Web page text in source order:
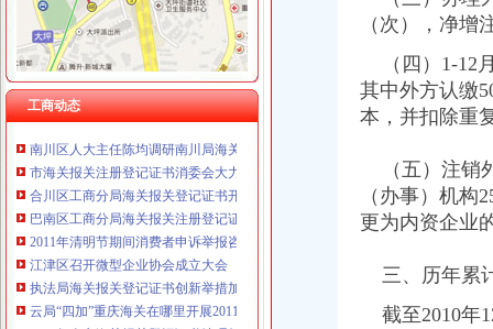
工商动态
酉局通过“四大机制”重庆海关注册登记积推进微型企业发展
云诞生家村镇银行
江北区微型企业第二批创业培训呈现三点
垫江县加微企补助资金监管
巫溪局从“五方面”重庆海关在哪里着力加纪检监察工作
市海关报关注册登记证书消委会大力开展食品安全知识宣
合川区工商分局海关报关登记证书开展食品批发经营户专项整行动
巴南区工商分局海关报关注册登记证书牵头召开行政执法与刑事司法衔接工作
2011年清明节期间消费者申诉举报咨询处理况综述
江津区召开微型企业协会成立大会
执法局海关报关登记证书创新举措加网络违法案件查办
云局“四加”重庆海关在哪里开展2011年红盾护农保春耕行动
2010年全市海关报关登记证书地理标志助推农村经济发展显成效
（次），净增
（四）1-12
其中外方认缴
本，并扣除重
（五）注销
（办事）机
更为内资企业
三、历年累
截至2010年